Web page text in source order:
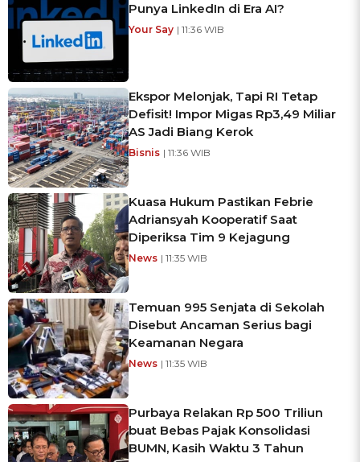
Punya LinkedIn di Era AI?
Your Say | 11:36 WIB
Ekspor Melonjak, Tapi RI Tetap
Defisit! Impor Migas Rp3,49 Miliar
AS Jadi Biang Kerok
Bisnis | 11:36 WIB
Kuasa Hukum Pastikan Febrie
Adriansyah Kooperatif Saat
Diperiksa Tim 9 Kejagung
News | 11:35 WIB
Temuan 995 Senjata di Sekolah
Disebut Ancaman Serius bagi
Keamanan Negara
News | 11:35 WIB
Purbaya Relakan Rp 500 Triliun
buat Bebas Pajak Konsolidasi
BUMN, Kasih Waktu 3 Tahun